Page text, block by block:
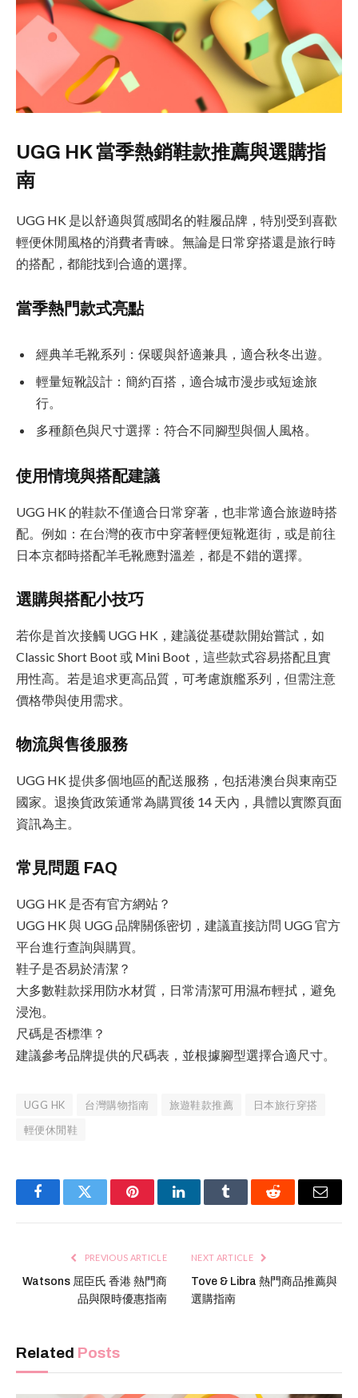
UGG HK 當季熱銷鞋款推薦與選購指
南
UGG HK 是以舒適與質感聞名的鞋履品牌，特別受到喜歡
輕便休閒風格的消費者青睞。無論是日常穿搭還是旅行時
的搭配，都能找到合適的選擇。
當季熱門款式亮點
經典羊毛靴系列：保暖與舒適兼具，適合秋冬出遊。
輕量短靴設計：簡約百搭，適合城市漫步或短途旅
行。
多種顏色與尺寸選擇：符合不同腳型與個人風格。
使用情境與搭配建議
UGG HK 的鞋款不僅適合日常穿著，也非常適合旅遊時搭
配。例如：在台灣的夜市中穿著輕便短靴逛街，或是前往
日本京都時搭配羊毛靴應對溫差，都是不錯的選擇。
選購與搭配小技巧
若你是首次接觸 UGG HK，建議從基礎款開始嘗試，如
Classic Short Boot 或 Mini Boot，這些款式容易搭配且實
用性高。若是追求更高品質，可考慮旗艦系列，但需注意
價格帶與使用需求。
物流與售後服務
UGG HK 提供多個地區的配送服務，包括港澳台與東南亞
國家。退換貨政策通常為購買後 14 天內，具體以實際頁面
資訊為主。
常見問題 FAQ
UGG HK 是否有官方網站？
UGG HK 與 UGG 品牌關係密切，建議直接訪問 UGG 官方
平台進行查詢與購買。
鞋子是否易於清潔？
大多數鞋款採用防水材質，日常清潔可用濕布輕拭，避免
浸泡。
尺碼是否標準？
建議參考品牌提供的尺碼表，並根據腳型選擇合適尺寸。
UGG HK 台灣購物指南 旅遊鞋款推薦
日本旅行穿搭
輕便休閒鞋
FacebookTwitter PinterestLinkedInTumblr Reddit Email
PREVIOUS ARTICLE
Watsons 屈臣氏 香港 熱門商
品與限時優惠指南
NEXT ARTICLE
Tove & Libra 熱門商品推薦與
選購指南
Related Posts